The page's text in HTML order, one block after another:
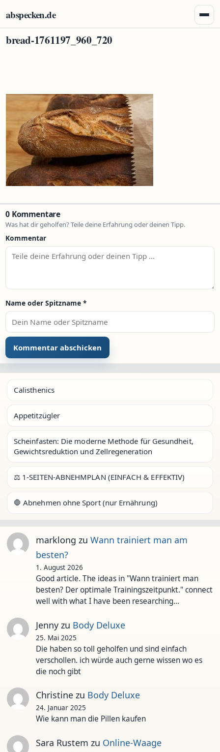
abspecken.de
bread-1761197_960_720
0 Kommentare
Was hat dir geholfen? Teile deine Erfahrung oder deinen Tipp.
Kommentar
Name oder Spitzname *
Calisthenics
Appetitzügler
Scheinfasten: Die moderne Methode für Gesundheit,
Gewichtsreduktion und Zellregeneration
⚖️ 1-SEITEN-ABNEHMPLAN (EINFACH & EFFEKTIV)
🛑 Abnehmen ohne Sport (nur Ernährung)
marklong zu Wann trainiert man am
besten?
1. August 2026
Good article. The ideas in "Wann trainiert man
besten? Der optimale Trainingszeitpunkt." connect
well with what I have been researching…
Jennyzu Body Deluxe
25. Mai 2025
Die haben so toll geholfen und sind einfach
verschollen. ich würde auch gerne wissen wo es
die noch gibt
Christinezu Body Deluxe
24. Januar 2025
Wie kann man die Pillen kaufen
Sara Rustem zu Online-Waage